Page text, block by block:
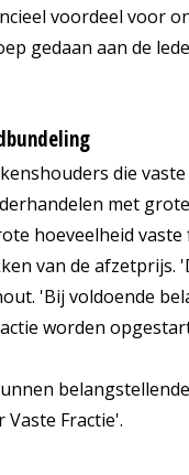
voordeel voor
gedaan aan de
die
met
hoeveelheid
van de afzetprijs.
'Bij voldoende
worden
Fractie'.